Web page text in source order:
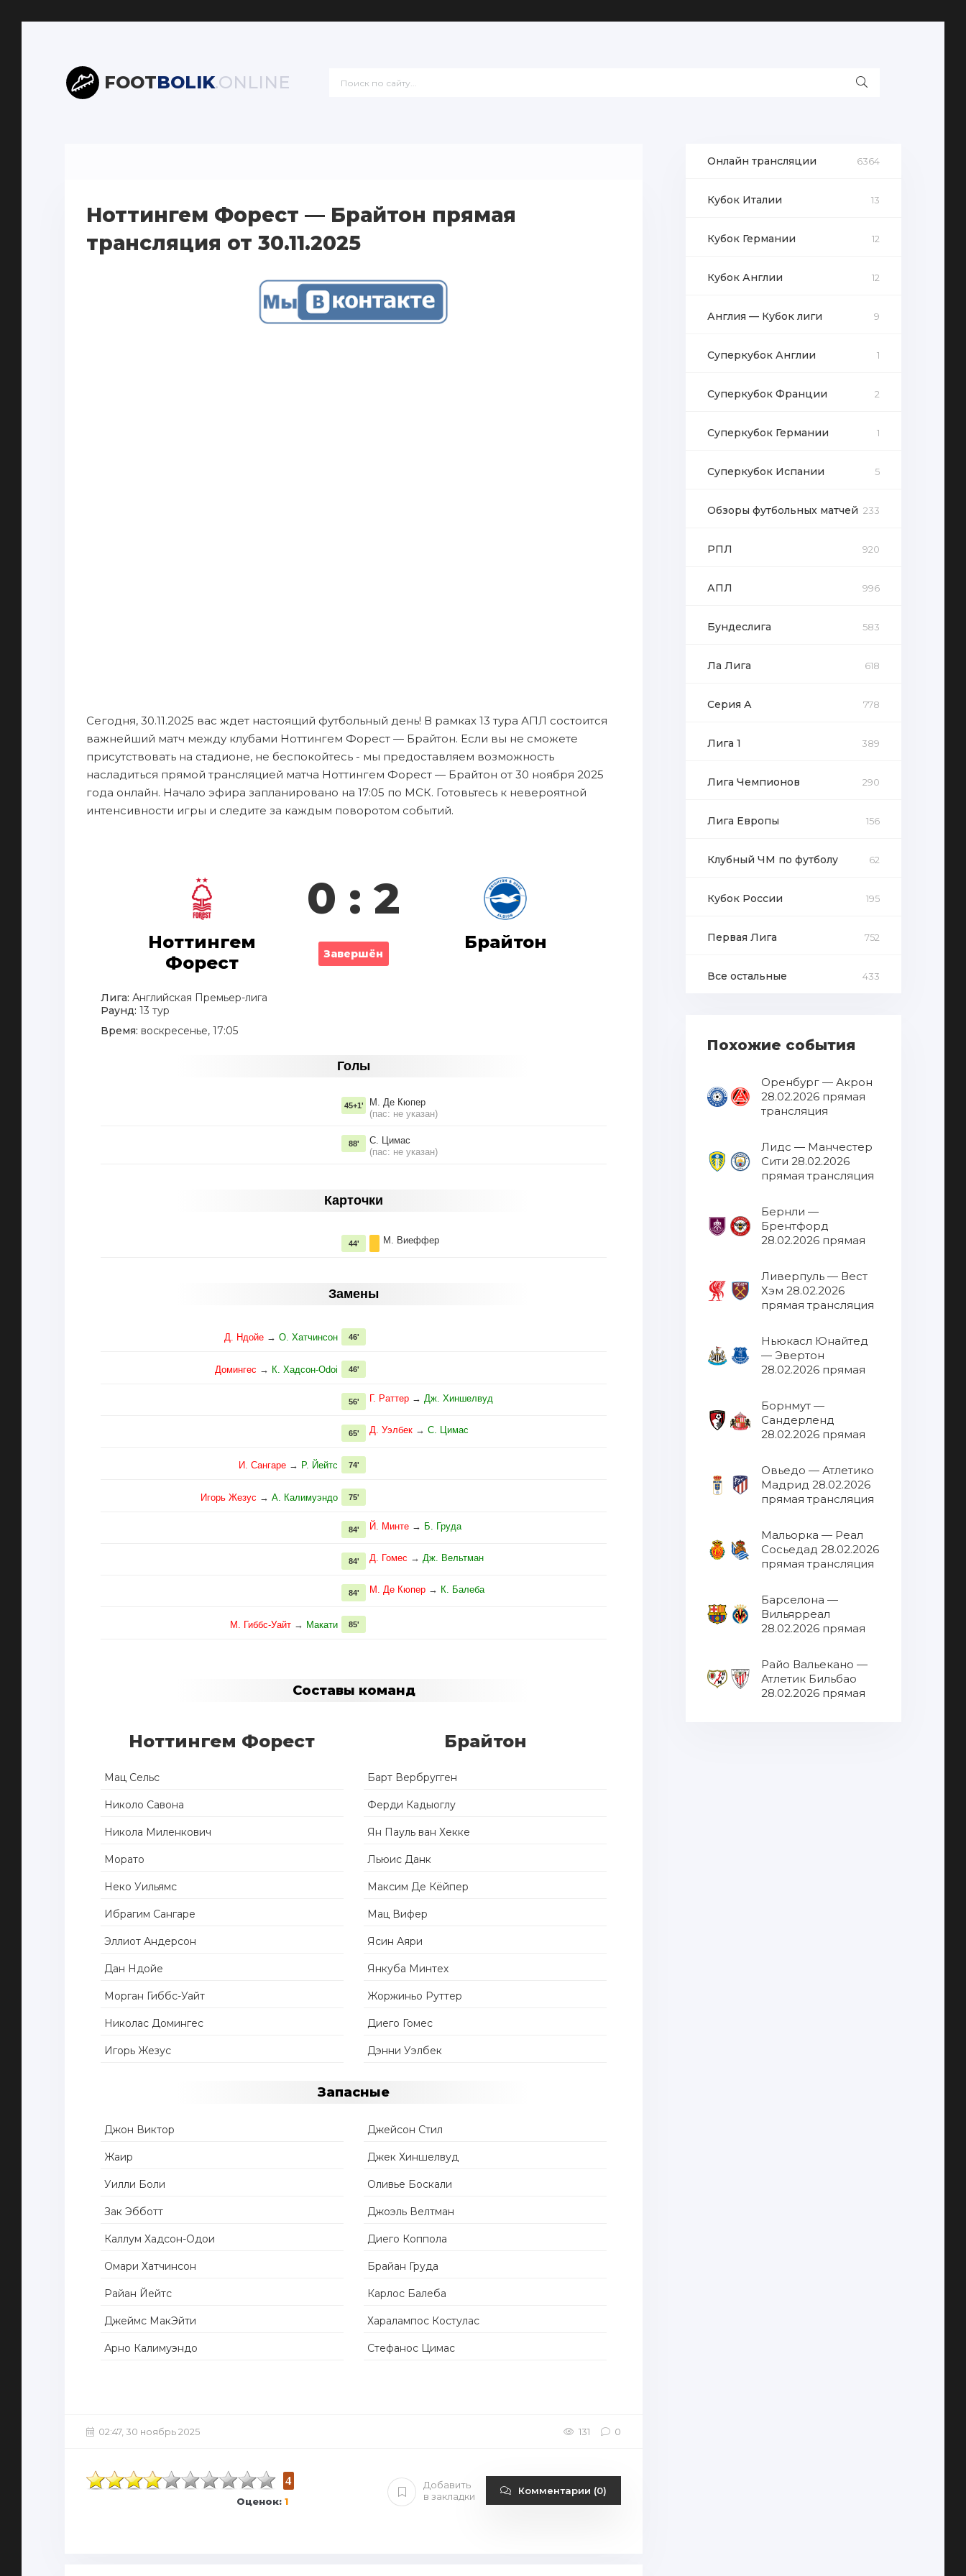
FOOTBOLIK.ONLINE
Ноттингем Форест — Брайтон прямая
трансляция от 30.11.2025
Сегодня, 30.11.2025 вас ждет настоящий футбольный день! В рамках 13 тура АПЛ состоится
важнейший матч между клубами Ноттингем Форест — Брайтон. Если вы не сможете
присутствовать на стадионе, не беспокойтесь - мы предоставляем возможность
насладиться прямой трансляцией матча Ноттингем Форест — Брайтон от 30 ноября 2025
года онлайн. Начало эфира запланировано на 17:05 по МСК. Готовьтесь к невероятной
интенсивности игры и следите за каждым поворотом событий.
Ноттингем
Форест
0 : 2
Завершён
Брайтон
Лига: Английская Премьер-лига
Раунд: 13 тур
Время: воскресенье, 17:05
Голы
М. Де Кюпер
(пас: не указан)
45+1'
С. Цимас
(пас: не указан)
88'
Карточки
М. Виеффер
44'
Замены
Д. Ндойе → О. Хатчинсон 46'
Домингес → К. Хадсон-Оdoi 46'
Г. Раттер → Дж. Хиншелвуд
56'
Д. Уэлбек → С. Цимас
65'
И. Сангаре → Р. Йейтс 74'
Игорь Жезус → А. Калимуэндо 75'
Й. Минте → Б. Груда
84'
Д. Гомес → Дж. Вельтман
84'
М. Де Кюпер → К. Балеба
84'
М. Гиббс-Уайт → Макати 85'
Составы команд
Ноттингем Форест
Мац Сельс
Николо Савона
Никола Миленкович
Морато
Неко Уильямс
Ибрагим Сангаре
Эллиот Андерсон
Дан Ндойе
Морган Гиббс-Уайт
Николас Домингес
Игорь Жезус
Брайтон
Барт Вербругген
Ферди Кадыоглу
Ян Пауль ван Хекке
Льюис Данк
Максим Де Кёйпер
Мац Вифер
Ясин Аяри
Янкуба Минтех
Жоржиньо Руттер
Диего Гомес
Дэнни Уэлбек
Запасные
Джон Виктор
Жаир
Уилли Боли
Зак Эбботт
Каллум Хадсон-Одои
Омари Хатчинсон
Райан Йейтс
Джеймс МакЭйти
Арно Калимуэндо
Джейсон Стил
Джек Хиншелвуд
Оливье Боскали
Джоэль Велтман
Диего Коппола
Брайан Груда
Карлос Балеба
Харалампос Костулас
Стефанос Цимас
02:47, 30 ноябрь 2025 131 0
4
Оценок: 1
Добавить
в закладки
Комментарии (0)
Онлайн трансляции 6364
Кубок Италии 13
Кубок Германии 12
Кубок Англии 12
Англия — Кубок лиги 9
Суперкубок Англии 1
Суперкубок Франции 2
Суперкубок Германии 1
Суперкубок Испании 5
Обзоры футбольных матчей 233
РПЛ 920
АПЛ 996
Бундеслига 583
Ла Лига 618
Серия А 778
Лига 1 389
Лига Чемпионов 290
Лига Европы 156
Клубный ЧМ по футболу 62
Кубок России 195
Первая Лига 752
Все остальные 433
Похожие события
Оренбург — Акрон
28.02.2026 прямая
трансляция
Лидс — Манчестер
Сити 28.02.2026
прямая трансляция
Бернли —
Брентфорд
28.02.2026 прямая
Ливерпуль — Вест
Хэм 28.02.2026
прямая трансляция
Ньюкасл Юнайтед
— Эвертон
28.02.2026 прямая
Борнмут —
Сандерленд
28.02.2026 прямая
Овьедо — Атлетико
Мадрид 28.02.2026
прямая трансляция
Мальорка — Реал
Сосьедад 28.02.2026
прямая трансляция
Барселона —
Вильярреал
28.02.2026 прямая
Райо Вальекано —
Атлетик Бильбао
28.02.2026 прямая